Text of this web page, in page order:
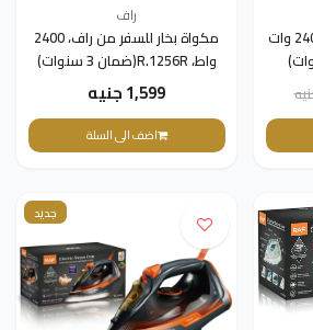
مكواه ملابس بخار راف 2400 وات
راف
مكواة بخار للسفر من راف، 2400
واط، R.1256R(ضمان 3 سنوات)
1,599 جنيه
اضف الى السلة
جديد